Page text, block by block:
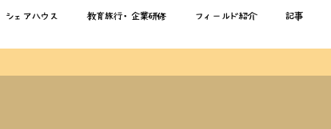
シェアハウス 教育旅行・企業研修 フィールド紹介 記事